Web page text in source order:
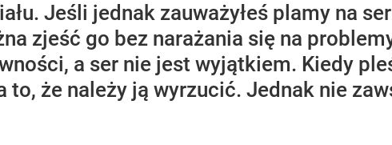
Jeśli jednak zauważyłeś plamy na
zjeść go bez narażania się na
a ser nie jest wyjątkiem. Kiedy
to, że należy ją wyrzucić. Jednak nie